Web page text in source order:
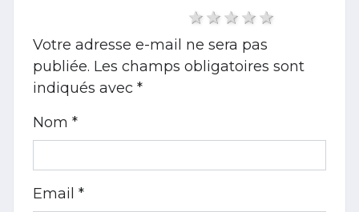
4 stars
3 stars
2 stars
1 star
Votre adresse e-mail ne sera pas
publiée. Les champs obligatoires sont
indiqués avec *
Nom *
Email *